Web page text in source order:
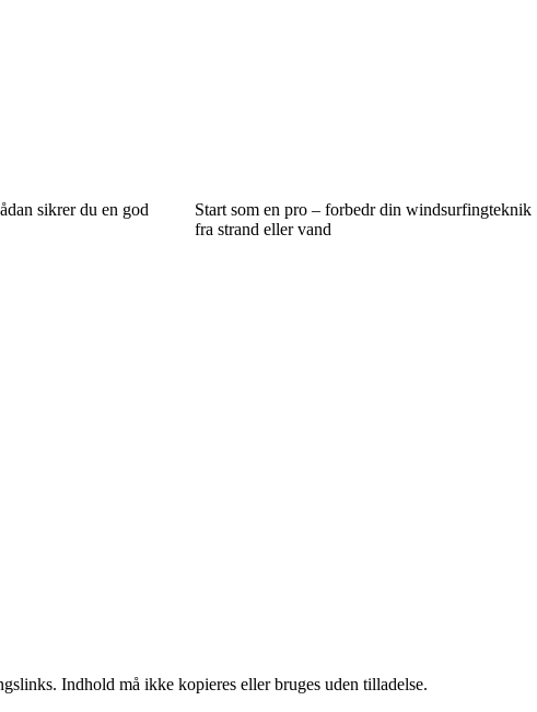
sikrer du en god
Start som en pro – forbedr din windsurfingteknik
fra strand eller vand
Indhold må ikke kopieres eller bruges uden tilladelse.